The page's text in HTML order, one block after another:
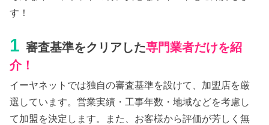
す！
1 審査基準をクリアした専門業者だけを紹
介！
イーヤネットでは独自の審査基準を設けて、加盟店を厳
選しています。営業実績・工事年数・地域などを考慮し
て加盟を決定します。また、お客様から評価が芳しく無